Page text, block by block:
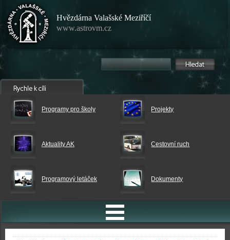
Hvězdárna Valašské Meziříčí
www.astrovm.cz
Programy pro školy Projekty
Aktuality AK Cestovní ruch
Programový letáček Dokumenty